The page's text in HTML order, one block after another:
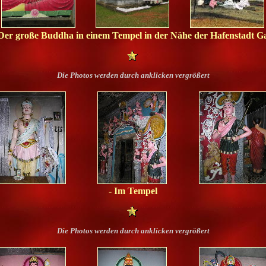
große Buddha in einem Tempel in der Nähe der Hafenstadt
Die Photos werden durch anklicken vergrößert
- Im Tempel
Die Photos werden durch anklicken vergrößert